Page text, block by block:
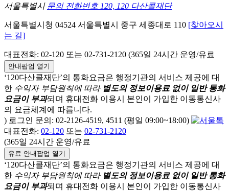
서울특별시 문의 전화번호 120, 120 다산콜재단
서울특별시청 04524 서울특별시 중구 세종대로 110 [찾아오시
는 길]
대표전화: 02-120 또는 02-731-2120 (365일 24시간 운영/유료
안내팝업 열기
‘120다산콜재단’의 통화요금은 행정기관의 서비스 제공에 대
한 수익자 부담원칙에 따라 별도의 정보이용료 없이 일반 통화
요금이 부과되며 휴대전화 이용시 본인이 가입한 이동통신사
의 요금체계에 따릅니다.
) 로그인 문의: 02-2126-4519, 4511 (평일 09:00~18:00)
대표전화: 02-120 또는 02-731-2120
(365일 24시간 운영/유료
유료 안내팝업 열기
‘120다산콜재단’의 통화요금은 행정기관의 서비스 제공에 대
한 수익자 부담원칙에 따라 별도의 정보이용료 없이 일반 통화
요금이 부과되며 휴대전화 이용시 본인이 가입한 이동통신사